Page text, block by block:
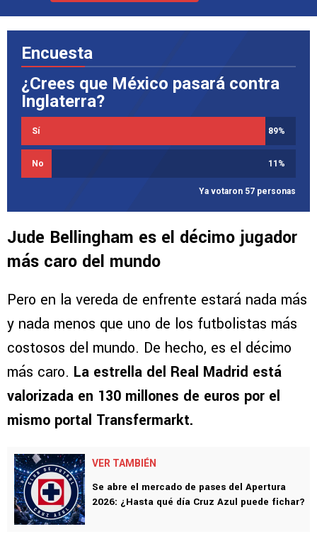
Encuesta
¿Crees que México pasará contra
Inglaterra?
Sí 89%
No 11 %
Ya votaron 57 personas
Jude Bellingham es el décimo jugador
más caro del mundo
Pero en la vereda de enfrente estará nada más
y nada menos que uno de los futbolistas más
costosos del mundo. De hecho, es el décimo
más caro. La estrella del Real Madrid está
valorizada en 130 millones de euros por el
mismo portal Transfermarkt.
VER TAMBIÉN
Se abre el mercado de pases del Apertura
2026: ¿Hasta qué día Cruz Azul puede fichar?